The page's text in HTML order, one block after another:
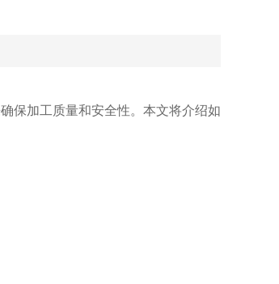
保加工质量和安全性。本文将介绍如